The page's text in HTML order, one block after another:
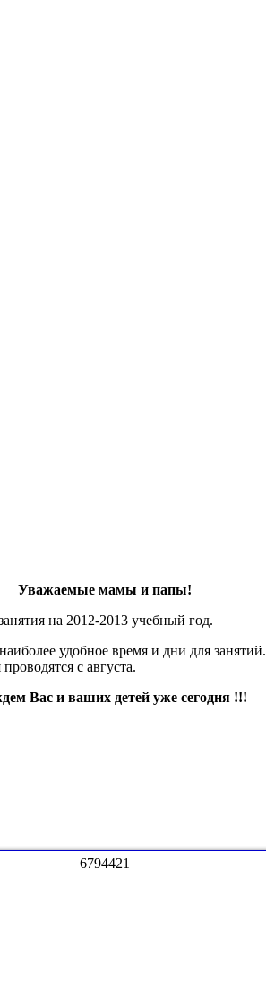
Уважаемые мамы и папы!
на 2012-2013 учебный год.
удобное время и дни для занятий.
с августа.
Вас и ваших детей уже сегодня !!!
6794421